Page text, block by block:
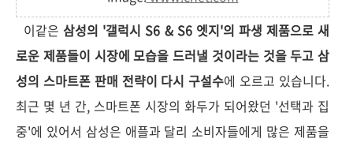
이같은삼성의 '갤럭시 S6 & S6 엣지'의 파생 제품으로 새
로운 제품들이 시장에 모습을 드러낼 것이라는 것을 두고 삼
성의 스마트폰 판매 전략이 다시 구설수에 오르고 있습니다.
최근 몇 년 간, 스마트폰 시장의 화두가 되어왔던 '선택과 집
중'에 있어서 삼성은 애플과 달리 소비자들에게 많은 제품을